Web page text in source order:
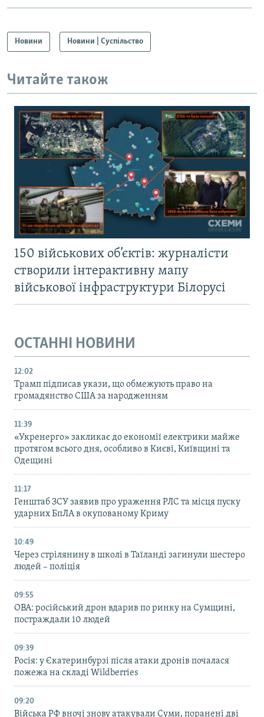
Новини Новини | Суспільство
Читайте також
150 військових об’єктів: журналісти
створили інтерактивну мапу
військової інфраструктури Білорусі
ОСТАННІ НОВИНИ
12:02
Трамп підписав укази, що обмежують право на
громадянство США за народженням
11:39
«Укренерго» закликає до економії електрики майже
протягом всього дня, особливо в Києві, Київщині та
Одещині
11:17
Генштаб ЗСУ заявив про ураження РЛС та місця пуску
ударних БпЛА в окупованому Криму
10:49
Через стрілянину в школі в Таїланді загинули шестеро
людей – поліція
09:55
ОВА: російський дрон вдарив по ринку на Сумщині,
постраждали 10 людей
09:39
Росія: у Єкатеринбурзі після атаки дронів почалася
пожежа на складі Wildberries
09:20
Війська РФ вночі знову атакували Суми, поранені дві